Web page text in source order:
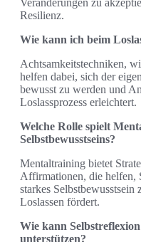
Resilienz.
Wie kann ich beim
Achtsamkeitstechniken,
helfen dabei, sich der
bewusst zu werden und
Loslassprozess erleichtert.
Welche Rolle spielt
Selbstbewusstseins?
Mentaltraining bietet
Affirmationen, die helfen,
starkes
Loslassen fördert.
Wie kann
unterstützen?